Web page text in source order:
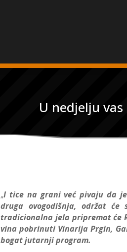
U nedjelju
„I tice na grani već pivaju da
druga ovogodišnja, održat će
tradicionalna jela pripremat će
vina pobrinuti Vinarija Prgin,
bogat jutarnji program.